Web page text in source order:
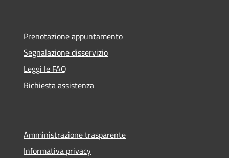
Prenotazione appuntamento
Segnalazione disservizio
Leggi le FAQ
Richiesta assistenza
Amministrazione trasparente
Informativa privacy